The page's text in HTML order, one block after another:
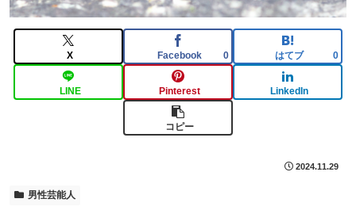
X Facebook 0 はてブ 0
LINE Pinterest LinkedIn
コピー
2024.11.29
男性芸能人